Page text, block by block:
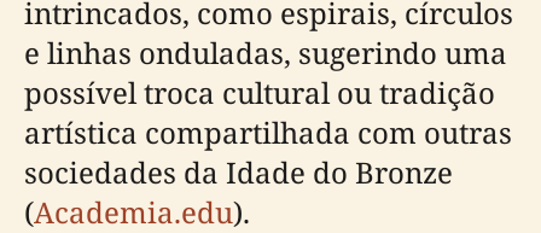
intrincados, como espirais, círculos
e linhas onduladas, sugerindo uma
possível troca cultural ou tradição
artística compartilhada com outras
sociedades da Idade do Bronze
(Academia.edu).